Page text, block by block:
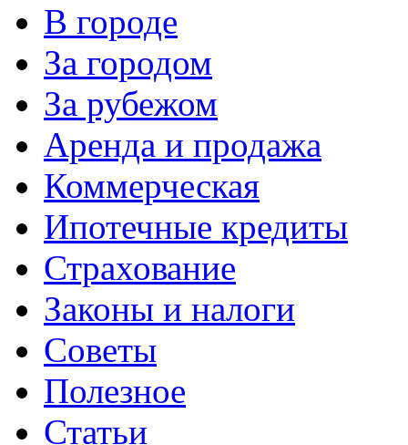
В городе
За городом
За рубежом
Аренда и продажа
Коммерческая
Ипотечные кредиты
Страхование
Законы и налоги
Советы
Полезное
Статьи